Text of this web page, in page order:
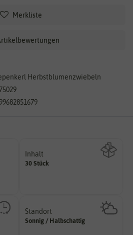
Merkliste
Herbstblumenzwiebeln
Inhalt
30 StückWie viel ist enthalten
Standort
Sonnig / Halbschattig
Pflanze? (schattig, halbschattig,
sonnig, vollsonnig)